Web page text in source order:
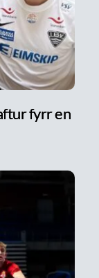
fyrr en